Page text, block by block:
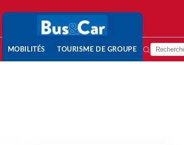
MOBILITÉS TOURISME DE GROUPE